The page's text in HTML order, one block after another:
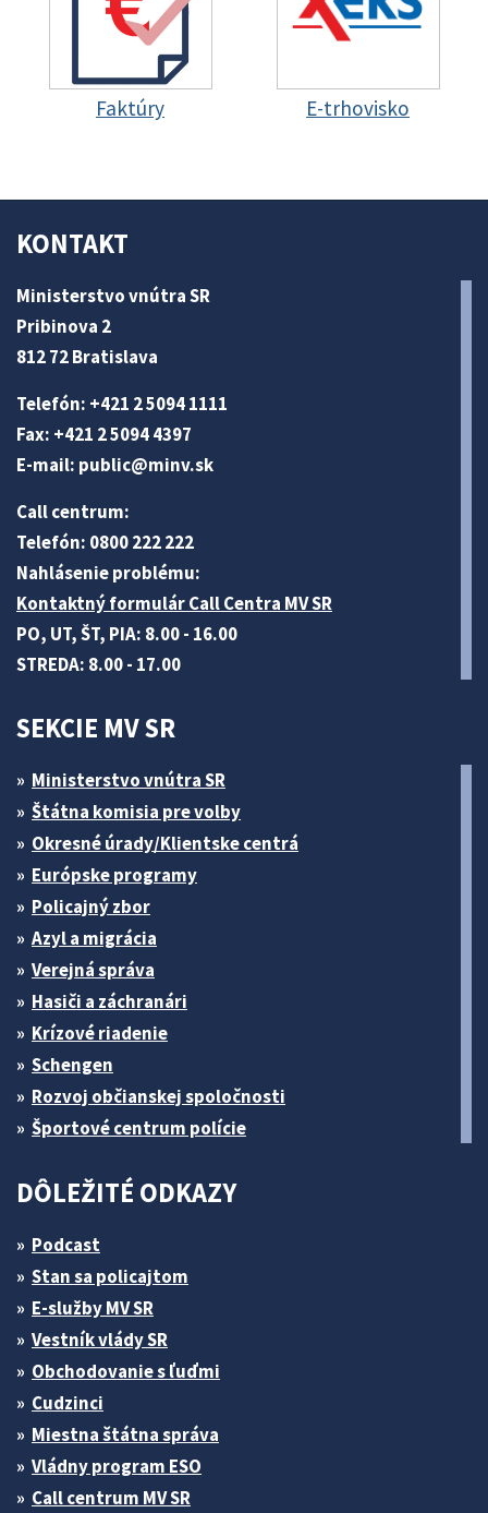
Faktúry E-trhovisko
KONTAKT
Ministerstvo vnútra SR
Pribinova 2
812 72 Bratislava
Telefón: +421 2 5094 1111
Fax: +421 2 5094 4397
E-mail: public@minv.sk
Call centrum:
Telefón: 0800 222 222
Nahlásenie problému:
Kontaktný formulár Call Centra MV SR
PO, UT, ŠT, PIA: 8.00 - 16.00
STREDA: 8.00 - 17.00
SEKCIE MV SR
Ministerstvo vnútra SR
Štátna komisia pre volby
Okresné úrady/Klientske centrá
Európske programy
Policajný zbor
Azyl a migrácia
Verejná správa
Hasiči a záchranári
Krízové riadenie
Schengen
Rozvoj občianskej spoločnosti
Športové centrum polície
DÔLEŽITÉ ODKAZY
Podcast
Stan sa policajtom
E-služby MV SR
Vestník vlády SR
Obchodovanie s ľuďmi
Cudzinci
Miestna štátna správa
Vládny program ESO
Call centrum MV SR